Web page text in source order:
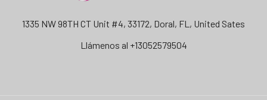
1335 NW 98TH CT Unit #4, 33172, Doral, FL, United Sates
Llámenos al +13052579504